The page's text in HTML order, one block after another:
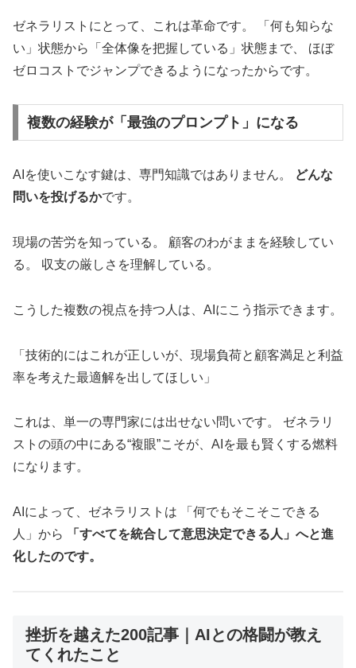
ゼネラリストにとって、これは革命です。 「何も知らな
い」状態から「全体像を把握している」状態まで、 ほぼ
ゼロコストでジャンプできるようになったからです。
複数の経験が「最強のプロンプト」になる
AIを使いこなす鍵は、専門知識ではありません。
どんな
問いを投げるかです。
現場の苦労を知っている。 顧客のわがままを経験してい
る。 収支の厳しさを理解している。
こうした複数の視点を持つ人は、AIにこう指示できます。
「技術的にはこれが正しいが、現場負荷と顧客満足と利益
率を考えた最適解を出してほしい」
これは、単一の専門家には出せない問いです。 ゼネラリ
ストの頭の中にある“複眼”こそが、AIを最も賢くする燃料
になります。
AIによって、ゼネラリストは 「何でもそこそこできる
人」から
「すべてを統合して意思決定できる人」へと進
化したのです。
挫折を越えた200記事｜AIとの格闘が教え
てくれたこと